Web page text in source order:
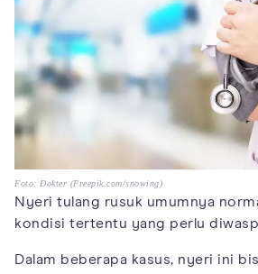
Foto: Dokter (Freepik.com/snowing)
Nyeri tulang rusuk umumnya
kondisi tertentu yang perlu
Dalam beberapa kasus, nyeri ini